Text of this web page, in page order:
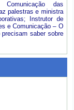
das
palestras e ministra
Instrutor de
e Comunicação – O
saber sobre